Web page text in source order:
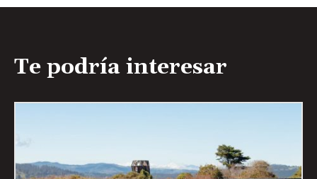
Te podría interesar